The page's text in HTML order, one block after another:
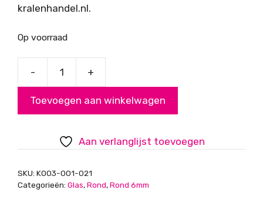
kralenhandel.nl.
Op voorraad
-
6mm
met
coating
+
Toevoegen aan winkelwagen
Aan verlanglijst toevoegen
SKU: K003-001-021
Categorieën: Glas,Rond,Rond 6mm